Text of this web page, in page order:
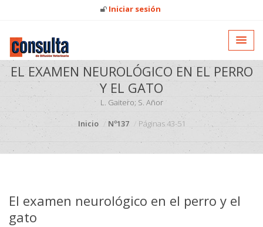
Iniciar sesión
EL EXAMEN NEUROLÓGICO EN EL PERRO
Y EL GATO
L. Gaitero; S. Añor
Inicio
Nº137 Páginas 43-51
El examen neurológico en el perro y el
gato